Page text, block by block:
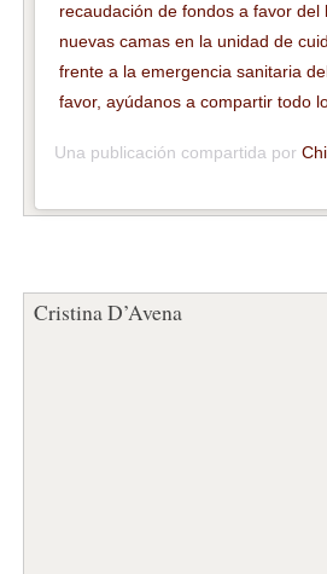
recaudación de fondos a favor
nuevas camas en la unidad de
frente a la emergencia sanitaria
favor, ayúdanos a compartir todo
Una publicación compartida por
Cristina D’Avena